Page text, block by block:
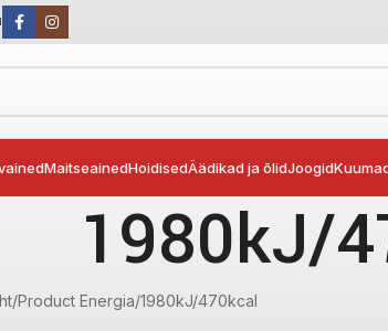
MaitseainedHoidisedÄädikad ja õlidJoogid
1980kJ/
Product Energia 1980kJ/470kcal